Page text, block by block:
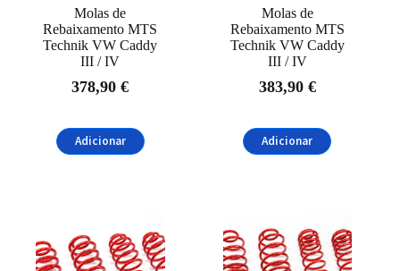
Seat(3)
Subaru (1)
Volkswagen(19)
Molas de
Rebaixamento MTS
Technik VW Caddy
III / IV
378,90€
Adicionar
Molas de
Rebaixamento MTS
Technik VW Caddy
III / IV
383,90 €
Adicionar